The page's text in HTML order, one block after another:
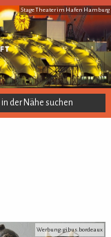
Stage Theater im Hafen Hamburg
Werbung: gibus.bordeaux